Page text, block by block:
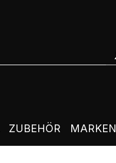
ZUBEHÖR MARKEN